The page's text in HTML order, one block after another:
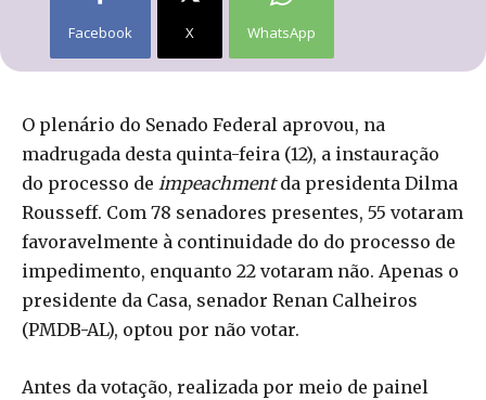
Facebook X WhatsApp
O plenário do Senado Federal aprovou, na
madrugada desta quinta-feira (12), a instauração
do processo de impeachment da presidenta Dilma
Rousseff. Com 78 senadores presentes, 55 votaram
favoravelmente à continuidade do do processo de
impedimento, enquanto 22 votaram não. Apenas o
presidente da Casa, senador Renan Calheiros
(PMDB-AL), optou por não votar.
Antes da votação, realizada por meio de painel